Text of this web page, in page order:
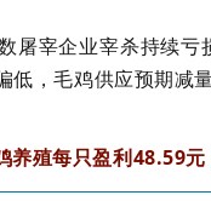
屠宰企业宰杀持续
低，毛鸡供应预期减
养殖每只盈利48.59元